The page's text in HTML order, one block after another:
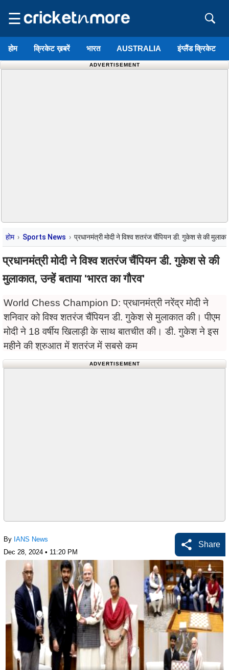
☰
होम क्रिकेट ख़बरें भारत AUSTRALIA इंग्लैंड क्रिकेट
ADVERTISEMENT
होम Sports News प्रधानमंत्री मोदी ने विश्व शतरंज चैंपियन डी. गुकेश से की
प्रधानमंत्री मोदी ने विश्व शतरंज चैंपियन डी. गुकेश से की
मुलाकात, उन्हें बताया 'भारत का गौरव'
World Chess Champion D: प्रधानमंत्री नरेंद्र मोदी ने
शनिवार को विश्व शतरंज चैंपियन डी. गुकेश से मुलाकात की। पीएम
मोदी ने 18 वर्षीय खिलाड़ी के साथ बातचीत की। डी. गुकेश ने इस
महीने की शुरुआत में शतरंज में सबसे कम
ADVERTISEMENT
By IANS News
Dec 28, 2024 • 11:20 PM
Share